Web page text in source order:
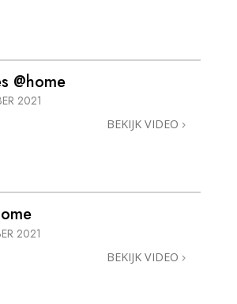
@home
2021
BEKIJK VIDEO
2021
BEKIJK VIDEO